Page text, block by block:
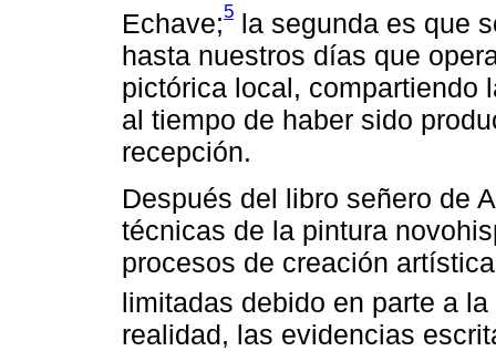
Echave;5 la segunda es que
hasta nuestros días que
pictórica local, compartiendo
al tiempo de haber sido
recepción.
Después del libro señero de
técnicas de la pintura
procesos de creación
limitadas debido en parte a
realidad, las evidencias